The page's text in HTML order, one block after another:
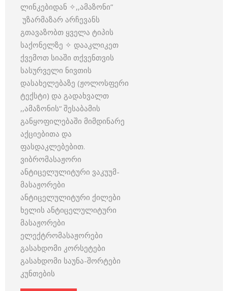
ლინკებიდან ✧,,ამაზონი”
უზარმაზარ არჩევანს
გთავაზობთ ყველა ტიპის
საქონელზე ✧ დააკლიკეთ
ქვემოთ სიაში თქვენთვის
სასურველი ნივთის
დასახელებაზე (ჟოლოსფერი
ტექსტი) და გადახვალთ
,,ამაზონის“ შესაბამის
განყოფილებაში მიმდინარე
აქციებითა და
ფასდაკლებებით.
ვიბრომასაჟორი
ანტიცელულიტური ვაკუუმ-
მასაჟორები
ანტიცელულიტური ქილები
ხელის ანტიცელულიტური
მასაჟორები
ელექტრომასაჟორები
გასახდომი კორსეტები
გასახდომი საუნა-შორტები
კუნთების